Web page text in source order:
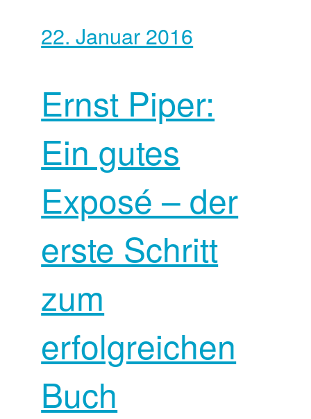
22. Januar 2016
Ernst Piper:
Ein gutes
Exposé – der
erste Schritt
zum
erfolgreichen
Buch